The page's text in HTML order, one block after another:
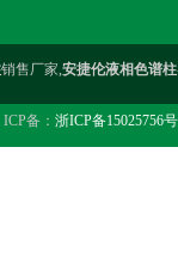
销售厂家,安捷伦液相色谱柱
备： 浙ICP备15025756